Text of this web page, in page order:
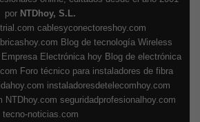
por NTDhoy, S.L.
cablesyconectoreshoy.com
Blog de tecnología Wireless
Empresa Electrónica hoy Blog de electrónica
Foro técnico para instaladores de fibra
instaladoresdetelecomhoy.com
NTDhoy.com seguridadprofesionalhoy.com
tecno-noticias.com